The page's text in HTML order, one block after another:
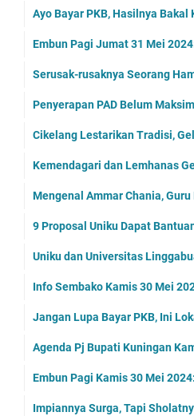
Ayo Bayar PKB, Hasilnya Bakal
Embun Pagi Jumat 31 Mei
Serusak-rusaknya Seorang
Penyerapan PAD Belum
Cikelang Lestarikan Tradisi,
Kemendagari dan Lemhanas
Mengenal Ammar Chania,
9 Proposal Uniku Dapat
Uniku dan Universitas
Info Sembako Kamis 30 Mei
Jangan Lupa Bayar PKB, Ini
Agenda Pj Bupati Kuningan
Embun Pagi Kamis 30 Mei
Impiannya Surga, Tapi